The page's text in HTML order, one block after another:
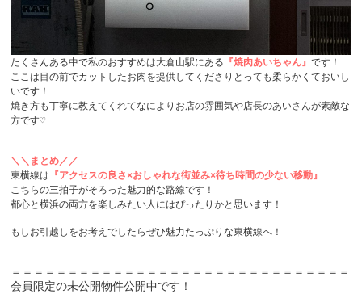
たくさんある中で私のおすすめは大倉山駅にある 『焼肉あいちゃん』です！
ここは目の前でカットしたお肉を提供してくださりとっても柔らかくておいし
いです！
焼き方も丁寧に教えてくれてなによりお店の雰囲気や店長のあいさんが素敵な
方です♡
＼＼まとめ／／
東横線は 『アクセスの良さ×おしゃれな街並み×待ち時間の少ない移動』
こちらの三拍子がそろった魅力的な路線です！
都心と横浜の両方を楽しみたい人にはぴったりかと思います！
もしお引越しをお考えでしたらぜひ魅力たっぷりな東横線へ！
＝＝＝＝＝＝＝＝＝＝＝＝＝＝＝＝＝＝＝＝＝＝＝＝＝＝＝＝＝＝
会員限定の未公開物件公開中です！